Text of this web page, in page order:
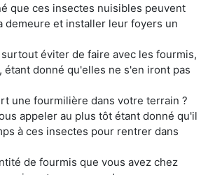
que ces insectes nuisibles peuvent
demeure et installer leur foyers un
éviter de faire avec les fourmis,
étant donné qu'elles ne s'en iront pas
une fourmilière dans votre terrain ?
appeler au plus tôt étant donné qu'il
à ces insectes pour rentrer dans
de fourmis que vous avez chez